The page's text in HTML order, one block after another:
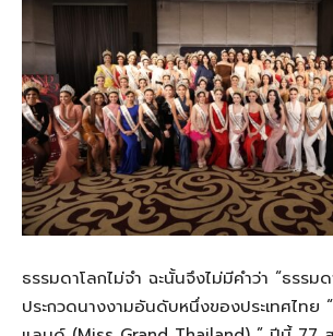
ธรรมดาโลกไม่จำ ฉะนั้นจึงไม่มีคำว่า “ธรรม
ประกวดนางงามอันดับหนึ่งของประเทศไทย